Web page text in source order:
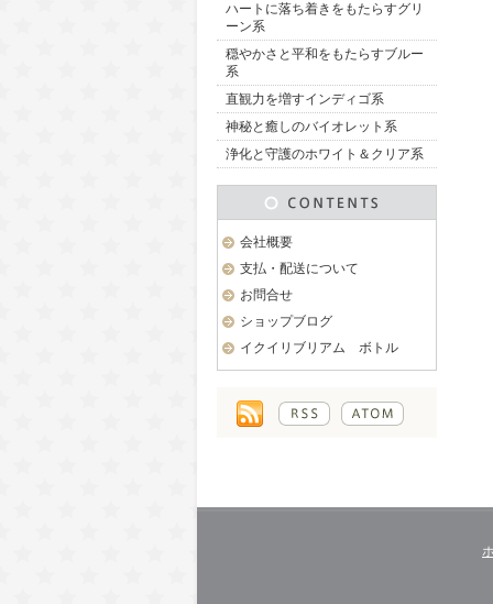
ハートに落ち着きをもたらすグリ
ーン系
穏やかさと平和をもたらすブルー
系
直観力を増すインディゴ系
神秘と癒しのバイオレット系
浄化と守護のホワイト＆クリア系
会社概要
支払・配送について
お問合せ
ショップブログ
イクイリブリアム ボトル